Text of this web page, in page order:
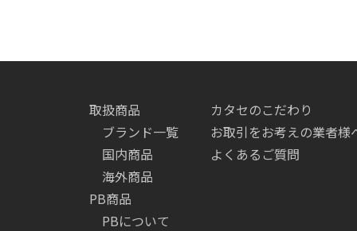
取扱商品
ブランド一覧
国内商品
海外商品
PB商品
PBについて
カタセのこだわり
お取引をお考えの業者様
よくあるご質問